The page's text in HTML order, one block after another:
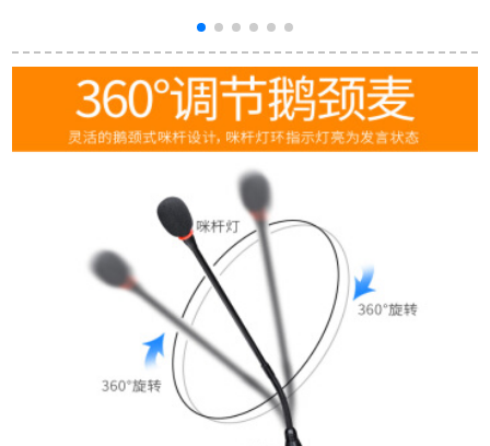
ケ通用家庭カラオケ
ボンド土豪金
ティッチ出演マイク
ACE国行シュール
BETA 58カラーオイ
棚级の歌を歌って生
放送する全セットのK
歌の早手キャスター
のマイクマイクT 9-E
300（セット）です。